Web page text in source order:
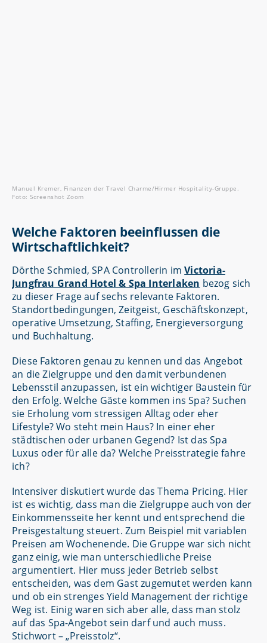
Manuel Kremer, Finanzen der Travel Charme/Hirmer Hospitality-Gruppe.
Foto: Screenshot Zoom
Welche Faktoren beeinflussen die
Wirtschaftlichkeit?
Dörthe Schmied, SPA Controllerin imVictoria-
Jungfrau Grand Hotel & Spa Interlaken bezog sich
zu dieser Frage auf sechs relevante Faktoren.
Standortbedingungen, Zeitgeist, Geschäftskonzept,
operative Umsetzung, Staffing, Energieversorgung
und Buchhaltung.
Diese Faktoren genau zu kennen und das Angebot
an die Zielgruppe und den damit verbundenen
Lebensstil anzupassen, ist ein wichtiger Baustein für
den Erfolg. Welche Gäste kommen ins Spa? Suchen
sie Erholung vom stressigen Alltag oder eher
Lifestyle? Wo steht mein Haus? In einer eher
städtischen oder urbanen Gegend? Ist das Spa
Luxus oder für alle da? Welche Preisstrategie fahre
ich?
Intensiver diskutiert wurde das Thema Pricing. Hier
ist es wichtig, dass man die Zielgruppe auch von der
Einkommensseite her kennt und entsprechend die
Preisgestaltung steuert. Zum Beispiel mit variablen
Preisen am Wochenende. Die Gruppe war sich nicht
ganz einig, wie man unterschiedliche Preise
argumentiert. Hier muss jeder Betrieb selbst
entscheiden, was dem Gast zugemutet werden kann
und ob ein strenges Yield Management der richtige
Weg ist. Einig waren sich aber alle, dass man stolz
auf das Spa-Angebot sein darf und auch muss.
Stichwort – „Preisstolz“.